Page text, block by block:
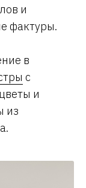
и
фактуры.
в
с
и
из